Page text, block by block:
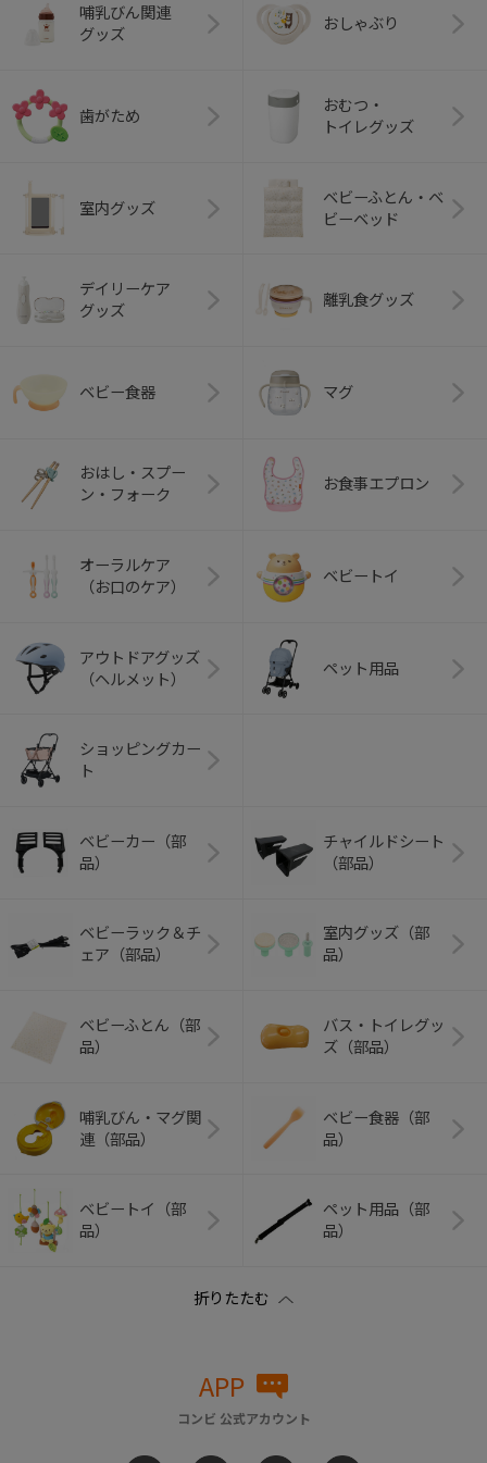
哺乳びん関連
グッズ
おしゃぶり
歯がため
おむつ・
トイレグッズ
室内グッズ
ベビーふとん・ベ
ビーベッド
デイリーケア
グッズ
離乳食グッズ
ベビー食器 マグ
おはし・スプー
ン・フォーク
お食事エプロン
オーラルケア
（お口のケア）
ベビートイ
アウトドアグッズ
（ヘルメット）
ペット用品
ショッピングカー
ト
ベビーカー（部
品）
チャイルドシート
（部品）
ベビーラック＆チ
ェア（部品）
室内グッズ（部
品）
ベビーふとん（部
品）
バス・トイレグッ
ズ（部品）
哺乳びん・マグ関
連（部品）
ベビー食器（部
品）
ベビートイ（部
品）
ペット用品（部
品）
APP
コンビ 公式アカウント